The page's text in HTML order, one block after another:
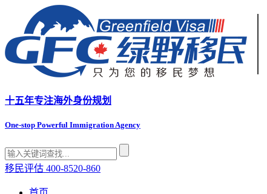
十五年专注海外身份规划
One-stop Powerful Immigration Agency
移民评估 400-8520-860